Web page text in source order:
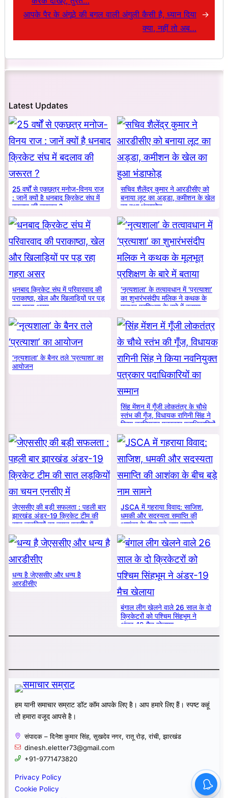
आपके पैर के अंगूठे की बगल वाली अंगुली कैसी है, ध्यान दिया
क्या, नहीं तो अब…
→
Latest Updates
25 वर्षों से एकछत्र मनोज-विनय राज
: जानें क्यों है धनबाद क्रिकेट संघ में
बदलाव की जरूरत ?
सचिव शैलेंद्र कुमार ने आरडीसीए को
बनाया लूट का अड्डा, कमीशन के खेल
का हुआ भंडाफोड़
धनबाद क्रिकेट संघ में परिवारवाद की
पराकाष्ठा, खेल और खिलाड़ियों पर पड़
रहा गहरा असर
‘नृत्यशाला’ के तत्वावधान में ‘प्रत्याशा’
का शुभारंभसंदीप मलिक ने कथक के
मूलभूत प्रशिक्षण के बारे में बताया
‘नृत्यशाला’ के बैनर तले ‘प्रत्याशा’ का
आयोजन
सिंह मेंशन में गूँजी लोकतंत्र के चौथे
स्तंभ की गूँज, विधायक रागिनी सिंह ने
किया नवनियुक्त पत्रकार पदाधिकारियों
का सम्मान
जेएससीए की बड़ी सफलता : पहली बार
झारखंड अंडर-19 क्रिकेट टीम की
सात लड़कियों का चयन एनसीए में
JSCA में गहराया विवाद: साजिश,
धमकी और सदस्यता समाप्ति की
आशंका के बीच बड़े नाम सामने
धन्य है जेएससीए और धन्य है
आरडीसीए
बंगाल लीग खेलने वाले 26 साल के दो
क्रिकेटरों को पश्चिम सिंहभूम ने
अंडर-19 मैच खेलाया
हम यानी समाचार सम्राट डॉट कॉम आपके लिए है। आप हमारे लिए हैं। स्पष्ट कहूं
तो हमारा वजूद आपसे है।
संपादक – दिनेश कुमार सिंह, सुखदेव नगर, रातू रोड़, रांची, झारखंड
dinesh.eletter73@gmail.com
+91-9771473820
Privacy Policy
Cookie Policy